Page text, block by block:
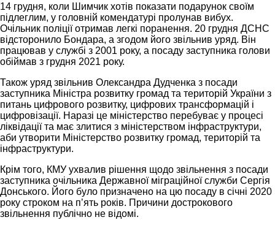
14 грудня, коли Шимчик хотів показати подарунок своїм
підлеглим, у головній комендатурі пролунав вибух.
Очільник поліції отримав легкі поранення. 20 грудня ДСНС
відсторонило Бондара, а згодом його звільнив уряд. Він
працював у службі з 2001 року, а посаду заступника голови
обіймав з грудня 2021 року.
Також уряд звільнив Олександра Дудченка з посади
заступника Міністра розвитку громад та територій України з
питань цифрового розвитку, цифрових трансформацій і
цифровізації. Наразі це міністерство перебуває у процесі
ліквідації та має злитися з міністерством інфраструктури,
аби утворити Міністерство розвитку громад, територій та
інфраструктури.
Крім того, КМУ ухвалив рішення щодо звільнення з посади
заступника очільника Державної міграційної служби Сергія
Донського. Його було призначено на цю посаду в січні 2020
року строком на пʼять років. Причини дострокового
звільнення публічно не відомі.